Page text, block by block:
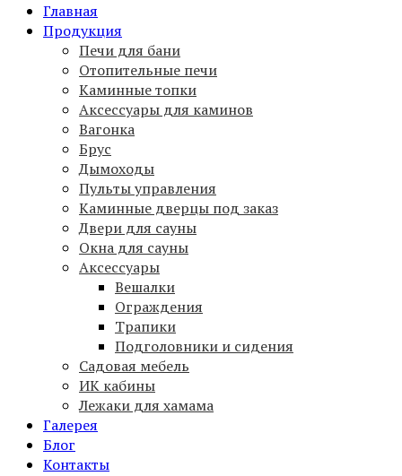
PAL
Печи для бани PAL, вагонка, брус, дымоходы,
аксессуары
Главная
Продукция
Печи для бани
Отопительные печи
Каминные топки
Аксессуары для каминов
Вагонка
Брус
Дымоходы
Пульты управления
Каминные дверцы под заказ
Двери для сауны
Окна для сауны
Аксессуары
Вешалки
Ограждения
Трапики
Подголовники и сидения
Садовая мебель
ИК кабины
Лежаки для хамама
Галерея
Блог
Контакты